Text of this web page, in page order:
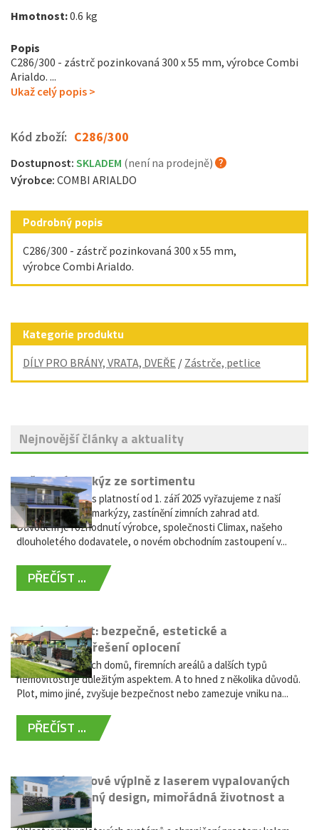
Hmotnost:0.6 kg
Popis
C286/300 - zástrč pozinkovaná 300 x 55 mm, výrobce Combi
Arialdo. ...
Ukaž celý popis >
Kód zboží: C286/300
Dostupnost: SKLADEM (není na prodejně)
Výrobce: COMBI ARIALDO
Podrobný popis
C286/300 - zástrč pozinkovaná 300 x 55 mm,
výrobce Combi Arialdo.
Kategorie produktu
DÍLY PRO BRÁNY, VRATA, DVEŘE / Zástrče, petlice
Nejnovější články a aktuality
Vyřazení markýz ze sortimentu
Vážení zákazníci, s platností od 1. září 2025 vyřazujeme z naší
nabídky výsuvné markýzy, zastínění zimních zahrad atd.
Důvodem je rozhodnutí výrobce, společnosti Climax, našeho
dlouholetého dodavatele, o novém obchodním zastoupení v...
PŘEČÍST ...
Hliníkový plot: bezpečné, estetické a
bezúdržbové řešení oplocení
Oplocení rodinných domů, firemních areálů a dalších typů
nemovitostí je důležitým aspektem. A to hned z několika důvodů.
Plot, mimo jiné, zvyšuje bezpečnost nebo zamezuje vniku na...
PŘEČÍST ...
Moderní plotové výplně z laserem vypalovaných
kovů: výjimečný design, mimořádná životnost a
žádná údržba